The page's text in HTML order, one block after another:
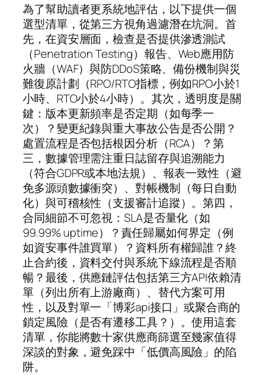
為了幫助讀者更系統地評估，以下提供一個
選型清單，從第三方視角過濾潛在坑洞。首
先，在資安層面，檢查是否提供滲透測試
（Penetration Testing）報告、Web應用防
火牆（WAF）與防DDoS策略、備份機制與災
難復原計劃（RPO/RTO指標，例如RPO小於1
小時、RTO小於4小時）。其次，透明度是關
鍵：版本更新頻率是否定期（如每季一
次）？變更紀錄與重大事故公告是否公開？
處置流程是否包括根因分析（RCA）？第
三，數據管理需注重日誌留存與追溯能力
（符合GDPR或本地法規）、報表一致性（避
免多源頭數據衝突）、對帳機制（每日自動
化）與可稽核性（支援審計追蹤）。第四，
合同細節不可忽視：SLA是否量化（如
99.99% uptime）？責任歸屬如何界定（例
如資安事件誰買單）？資料所有權歸誰？終
止合約後，資料交付與系統下線流程是否順
暢？最後，供應鏈評估包括第三方API依賴清
單（列出所有上游廠商）、替代方案可用
性，以及對單一「博彩api接口」或聚合商的
鎖定風險（是否有遷移工具？）。使用這套
清單，你能將數十家供應商篩選至幾家值得
深談的對象，避免踩中「低價高風險」的陷
阱。